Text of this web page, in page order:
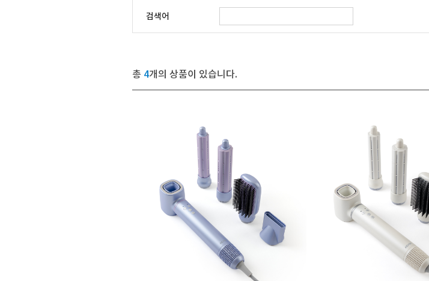
검색어
총 4개의 상품이 있습니다.